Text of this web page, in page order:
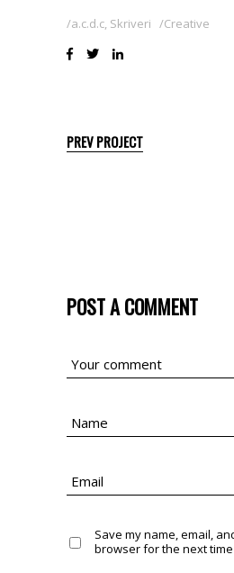
a.c.d.c, Skriveri Creative
PREV PROJECT
POST A COMMENT
Save my name, email,
browser for the next time